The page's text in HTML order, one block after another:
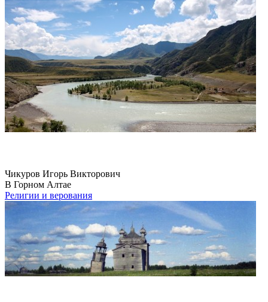
Чикуров Игорь Викторович
В Горном Алтае
Религии и верования